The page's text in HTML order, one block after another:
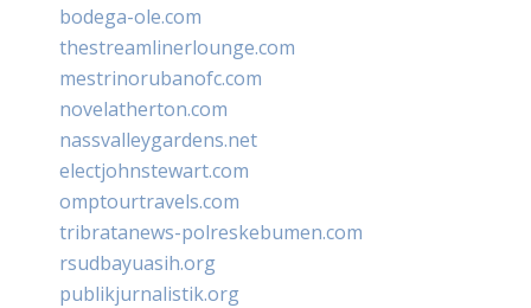
bodega-ole.com
thestreamlinerlounge.com
mestrinorubanofc.com
novelatherton.com
nassvalleygardens.net
electjohnstewart.com
omptourtravels.com
tribratanews-polreskebumen.com
rsudbayuasih.org
publikjurnalistik.org